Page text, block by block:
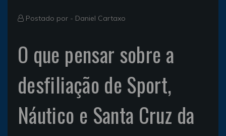
Postado por - Daniel Cartaxo
O que pensar sobre a
desfiliação de Sport,
Náutico e Santa Cruz da